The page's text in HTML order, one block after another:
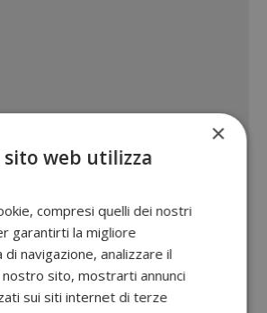
×
sito web utilizza
compresi quelli dei nostri
garantirti la migliore
di navigazione, analizzare il
sito, mostrarti annunci
sui siti internet di terze